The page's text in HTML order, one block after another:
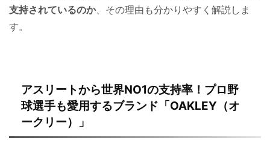
支持されているのか、その理由も分かりやすく解説しま
す。
アスリートから世界NO1の支持率！プロ野
球選手も愛用するブランド「OAKLEY（オ
ークリー）」